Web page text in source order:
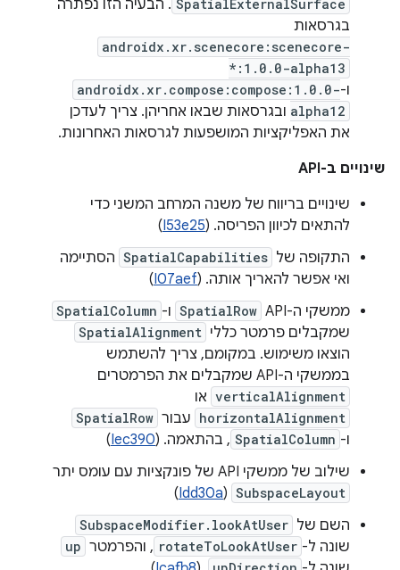
SpatialExternalSurface . הבעיה הזו נפתרה
בגרסאות
androidx.xr.scenecore:scenecore-
*:1.0.0-alpha13
ו-androidx.xr.compose:compose:1.0.0-
alpha12 ובגרסאות שבאו אחריהן. צריך לעדכן
את האפליקציות המושפעות לגרסאות האחרונות.
שינויים ב-API
שינויים בריווח של משנה המרחב המשני כדי
להתאים לכיוון הפריסה. (I53e25
)
התקופה של SpatialCapabilities הסתיימה
ואי אפשר להאריך אותה. (I07aef
)
ממשקי ה-API‏
SpatialRow ו- SpatialColumn
שמקבלים פרמטר כללי SpatialAlignment
הוצאו משימוש. במקומם, צריך להשתמש
בממשקי ה-API שמקבלים את הפרמטרים
verticalAlignment או
horizontalAlignment עבור SpatialRow
ו- SpatialColumn , בהתאמה. (Iec390
)
שילוב של ממשקי API של פונקציות עם עומס יתר
SubspaceLayout
(
Idd30a
)
השם של SubspaceModifier.lookAtUser
שונה ל- rotateToLookAtUser , והפרמטר up